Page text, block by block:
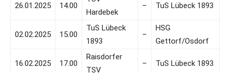
26.01.2025 14.00
Hardebek
– TuS Lübeck 1893
02.02.2025 15.00
TuS Lübeck
1893
–
HSG
Gettorf/Osdorf
16.02.2025 17.00
Raisdorfer
TSV
– TuS Lübeck 1893